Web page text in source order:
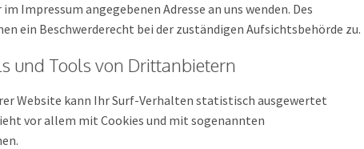
Impressum angegebenen Adresse an uns wenden. Des
ein Beschwerderecht bei der zuständigen Aufsichtsbehörde zu.
und Tools von Drittanbietern
Website kann Ihr Surf-Verhalten statistisch ausgewertet
vor allem mit Cookies und mit sogenannten